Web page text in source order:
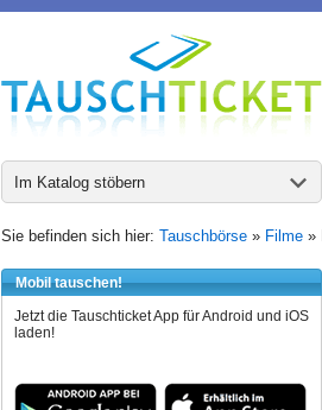
Im Katalog stöbern
Sie befinden sich hier: Tauschbörse » Filme »
Mobil tauschen!
Jetzt die Tauschticket App für Android und iOS
laden!